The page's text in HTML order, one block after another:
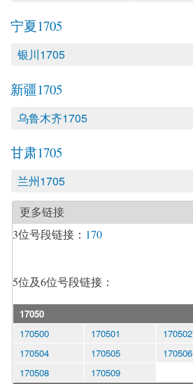
宁夏1705
银川1705
新疆1705
乌鲁木齐1705
甘肃1705
兰州1705
更多链接
3位号段链接： 170
5位及6位号段链接：
17050
170500
170501 170502
170504
170505 170506
170508
170509